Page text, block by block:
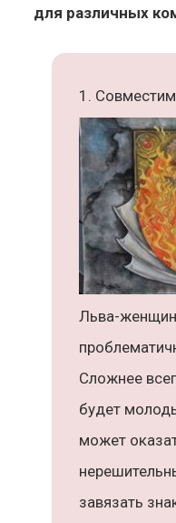
для различных
Льва-
Сложнее
будет
может
завязать